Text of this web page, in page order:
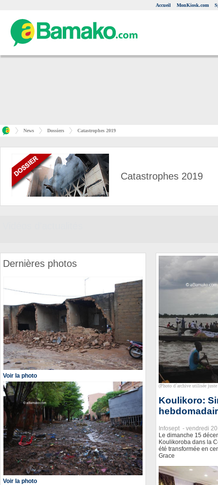
Accueil MonKiosk.com
News Dossiers Catastrophes 2019
Catastrophes 2019
Dernières photos
Voir la photo
Voir la photo
(Photo d`archive utilisée
Koulikoro:
Infosept - vendredi
Le dimanche 15
Koulikoroba dans la
été transformée en
Grace